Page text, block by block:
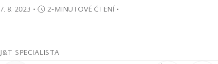
7. 8. 2023 ・ 2-MINUTOVÉ ČTENÍ・
J&T SPECIALISTA